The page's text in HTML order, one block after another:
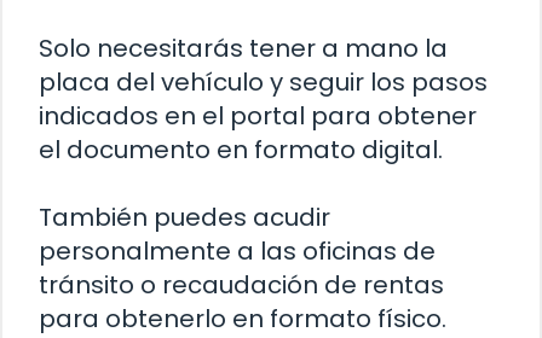
Solo necesitarás tener a mano la
placa del vehículo y seguir los pasos
indicados en el portal para obtener
el documento en formato digital.
También puedes acudir
personalmente a las oficinas de
tránsito o recaudación de rentas
para obtenerlo en formato físico.